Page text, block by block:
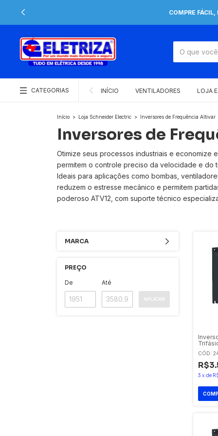
COMPRE
CATEGORIAS INÍCIO VENTILADORES LOJA
Início > Loja Schneider Electric > Inversores de Frequência Altivar
Inversores de
Otimize seus processos industriais e economize
permitem o controle preciso da velocidade e do
Ideais para aplicações como bombas,
reduzem o estresse mecânico e permitem
poderoso ATV12, com suporte técnico
MARCA
PREÇO
De Até
APLICAR
240v
Eletric
CÓD:
3 x de